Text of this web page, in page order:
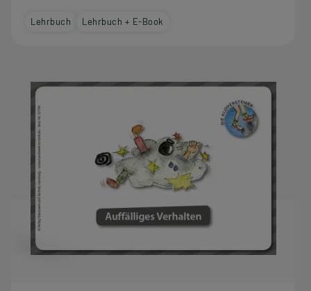
Lehrbuch Lehrbuch + E-Book